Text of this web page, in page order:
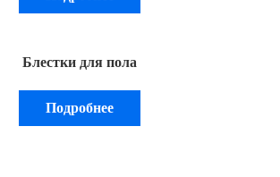
Блестки для пола
Подробнее